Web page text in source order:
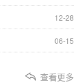
12-28
06-15
查看更多